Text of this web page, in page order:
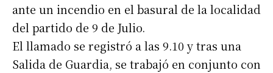
ante un incendio en el basural de la localidad
del partido de 9 de Julio.
El llamado se registró a las 9.10 y tras una
Salida de Guardia, se trabajó en conjunto con